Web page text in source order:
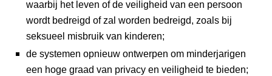
waarbij het leven of de veiligheid van een persoon
wordt bedreigd of zal worden bedreigd, zoals bij
seksueel misbruik van kinderen;
de systemen opnieuw ontwerpen om minderjarigen
een hoge graad van privacy en veiligheid te bieden;